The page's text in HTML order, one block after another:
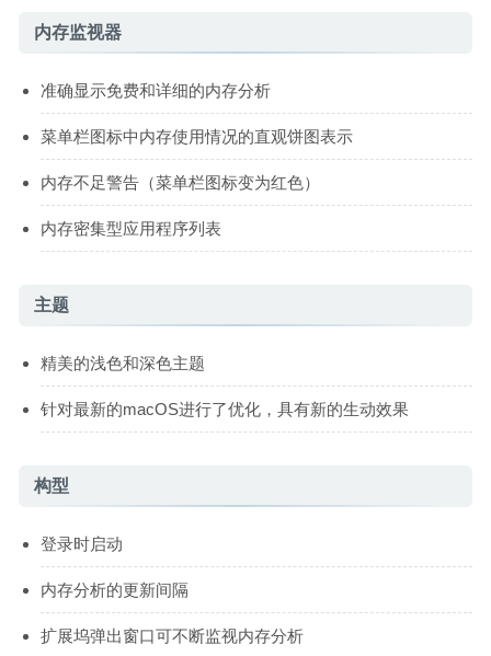
内存监视器
准确显示免费和详细的内存分析
菜单栏图标中内存使用情况的直观饼图表示
内存不足警告（菜单栏图标变为红色）
内存密集型应用程序列表
主题
精美的浅色和深色主题
针对最新的macOS进行了优化，具有新的生动效果
构型
登录时启动
内存分析的更新间隔
扩展坞弹出窗口可不断监视内存分析